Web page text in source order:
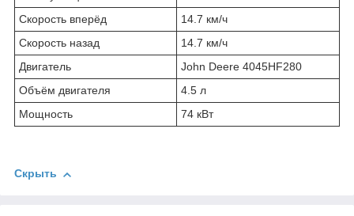
Скорость вперёд
14.7 км/ч
Скорость назад
14.7 км/ч
Двигатель
John Deere 4045HF280
Объём двигателя
4.5 л
Мощность
74 кВт
Скрыть